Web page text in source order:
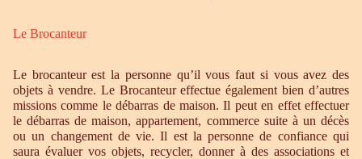
Le Brocanteur
Le brocanteur est la personne qu’il vous faut si vous avez des
objets à vendre. Le Brocanteur effectue également bien d’autres
missions comme le débarras de maison. Il peut en effet effectuer
le débarras de maison, appartement, commerce suite à un décès
ou un changement de vie. Il est la personne de confiance qui
saura évaluer vos objets, recycler, donner à des associations et